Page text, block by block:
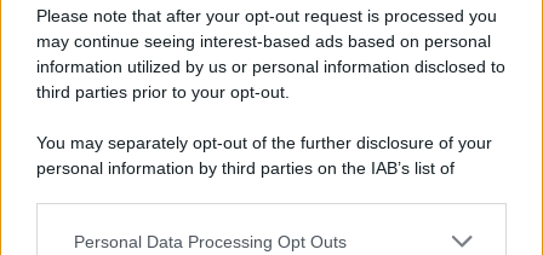
Please note that after your opt-out request is processed you
may continue seeing interest-based ads based on personal
information utilized by us or personal information disclosed to
third parties prior to your opt-out.
You may separately opt-out of the further disclosure of your
personal information by third parties on the IAB’s list of
This information may also be disclosed by us to third parties
Personal Data Processing Opt Outs